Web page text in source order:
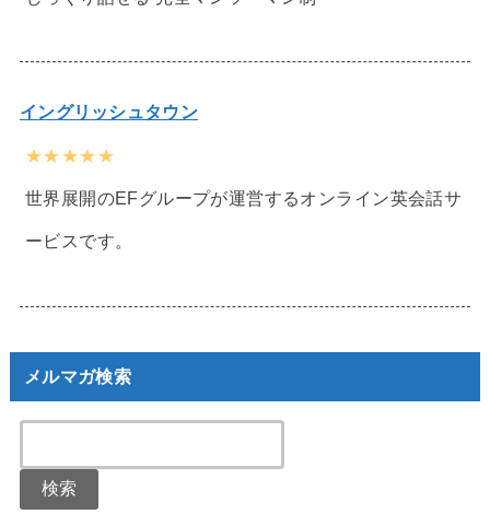
イングリッシュタウン
★★★★★
世界展開のEFグループが運営するオンライン英会話サ
ービスです。
メルマガ検索